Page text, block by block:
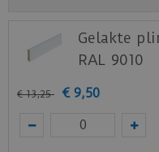
Gelakte
RAL 9010
€ 13,25 € 9,50